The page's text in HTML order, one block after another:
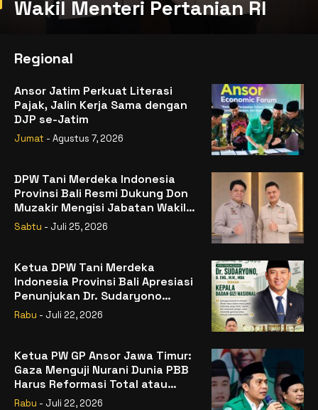
Wakil Menteri Pertanian RI
Regional
Ansor Jatim Perkuat Literasi
Pajak, Jalin Kerja Sama dengan
DJP se-Jatim
Jumat - Agustus 7, 2026
DPW Tani Merdeka Indonesia
Provinsi Bali Resmi Dukung Don
Muzakir Mengisi Jabatan Wakil
Menteri Pertanian RI
Sabtu - Juli 25, 2026
Ketua DPW Tani Merdeka
Indonesia Provinsi Bali Apresiasi
Penunjukan Dr. Sudaryono
sebagai Kepala Badan Gizi
Rabu - Juli 22, 2026
Ketua PW GP Ansor Jawa Timur:
Gaza Menguji Nurani Dunia PBB
Harus Reformasi Total atau
Kehilangan Legitimasi
Rabu - Juli 22, 2026